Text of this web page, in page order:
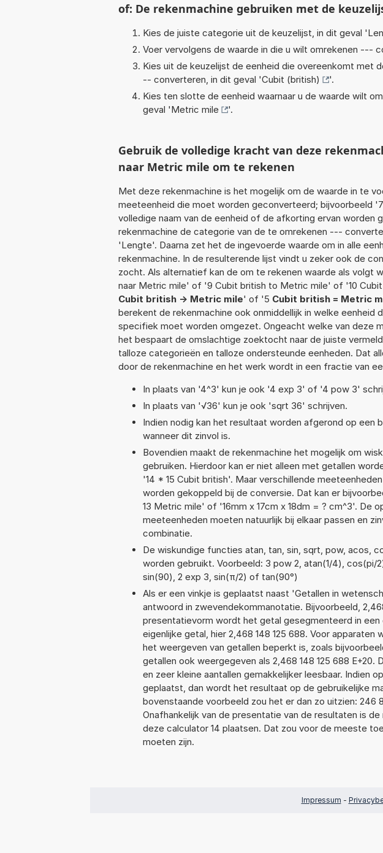
of: De rekenmachine gebruiken met de
Kies de juiste categorie uit de keuzelijst, in dit geval '
Voer vervolgens de waarde in die u wilt omrekenen ---
Kies uit de keuzelijst de eenheid die overeenkomt met
-- converteren, in dit geval 'Cubit (british)
'.
Kies ten slotte de eenheid waarnaar u de waarde wilt
geval 'Metric mile '.
Gebruik de volledige kracht van deze
naar Metric mile om te rekenen
Met deze rekenmachine is het mogelijk om de waarde in te
meeteenheid die moet worden geconverteerd; bijvoorbeeld
volledige naam van de eenheid of de afkorting ervan worden
rekenmachine de categorie van de te omrekenen ---
'Lengte'. Daarna zet het de ingevoerde waarde om in alle
rekenmachine. In de resulterende lijst vindt u zeker ook de
zocht. Als alternatief kan de om te rekenen waarde als volgt
naar Metric mile' of '9 Cubit british to Metric mile' of '10
Cubit british -> Metric mile' of '5 Cubit british = Metric
berekent de rekenmachine ook onmiddellijk in welke eenheid
specifiek moet worden omgezet. Ongeacht welke van deze
het bespaart de omslachtige zoektocht naar de juiste
talloze categorieën en talloze ondersteunde eenheden. Dat
door de rekenmachine en het werk wordt in een fractie van
In plaats van '4^3' kun je ook '4 exp 3' of '4 pow 3'
In plaats van '√36' kun je ook 'sqrt 36' schrijven.
Indien nodig kan het resultaat worden afgerond op een
wanneer dit zinvol is.
Bovendien maakt de rekenmachine het mogelijk om
gebruiken. Hierdoor kan er niet alleen met getallen
'14 * 15 Cubit british'. Maar verschillende
worden gekoppeld bij de conversie. Dat kan er
13 Metric mile' of '16mm x 17cm x 18dm = ? cm^3'. De
meeteenheden moeten natuurlijk bij elkaar passen en
combinatie.
De wiskundige functies atan, tan, sin, sqrt, pow, acos,
worden gebruikt. Voorbeeld: 3 pow 2, atan(1/4), cos(pi/
sin(90), 2 exp 3, sin(π/2) of tan(90°)
Als er een vinkje is geplaatst naast 'Getallen in
antwoord in zwevendekommanotatie. Bijvoorbeeld,
presentatievorm wordt het getal gesegmenteerd in een
eigenlijke getal, hier 2,468 148 125 688. Voor apparaten
het weergeven van getallen beperkt is, zoals
getallen ook weergegeven als 2,468 148 125 688
en zeer kleine aantallen gemakkelijker leesbaar. Indien
geplaatst, dan wordt het resultaat op de gebruikelijke
bovenstaande voorbeeld zou het er dan zo uitzien: 246
Onafhankelijk van de presentatie van de resultaten is de
deze calculator 14 plaatsen. Dat zou voor de meeste
moeten zijn.
Impressum -